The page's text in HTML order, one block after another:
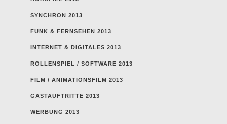
SYNCHRON 2013
FUNK & FERNSEHEN 2013
INTERNET & DIGITALES 2013
ROLLENSPIEL / SOFTWARE 2013
FILM / ANIMATIONSFILM 2013
GASTAUFTRITTE 2013
WERBUNG 2013